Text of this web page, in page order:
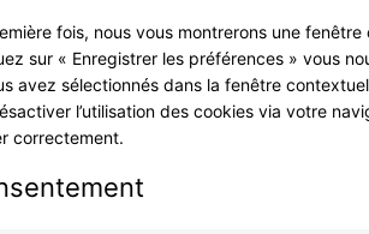
fois, nous vous montrerons une
sur « Enregistrer les préférences » vous
avez sélectionnés dans la fenêtre
l’utilisation des cookies via votre
correctement.